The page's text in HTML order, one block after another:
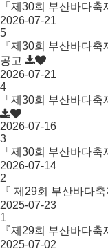
「제30회 부산바다
2026-07-21
5
『제30회 부산바다
공고
2026-07-21
4
「제30회 부산바다
2026-07-16
3
「제30회 부산바다
2026-07-14
2
『 제29회 부산바다
2025-07-23
1
『제29회 부산바다
2025-07-02